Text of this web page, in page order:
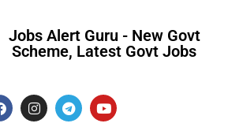
Jobs Alert Guru - New Govt
Scheme, Latest Govt Jobs